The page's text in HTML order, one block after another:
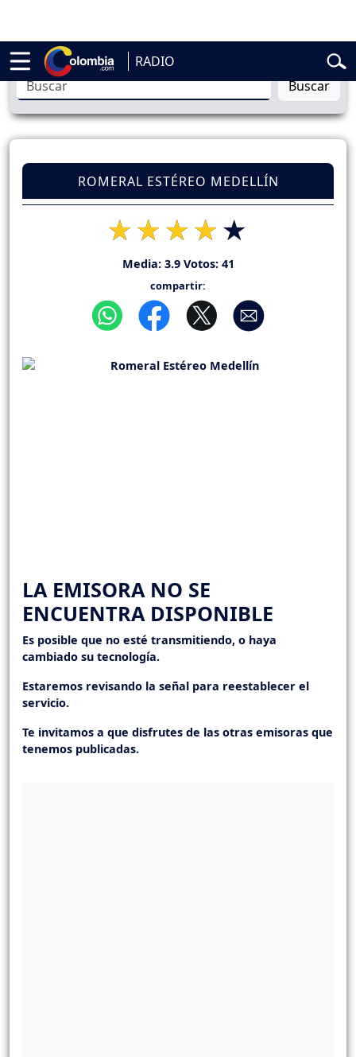
RADIO
de la Espriella Vuelta a Colombia
Buscar
ROMERAL ESTÉREO MEDELLÍN
Media: 3.9Votos: 41
compartir:
LA EMISORA NO SE
ENCUENTRA DISPONIBLE
Es posible que no esté transmitiendo, o haya
cambiado su tecnología.
Estaremos revisando la señal para reestablecer el
servicio.
Te invitamos a que disfrutes de las otras emisoras que
tenemos publicadas.